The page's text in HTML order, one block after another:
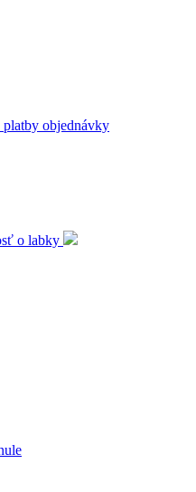
platby objednávky
o labky